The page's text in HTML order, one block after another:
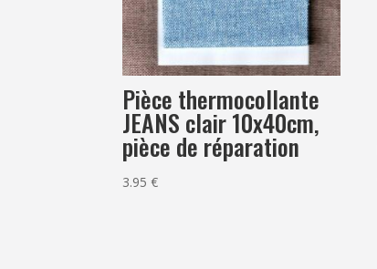
Pièce thermocollante
JEANS clair 10x40cm,
pièce de réparation
3.95€